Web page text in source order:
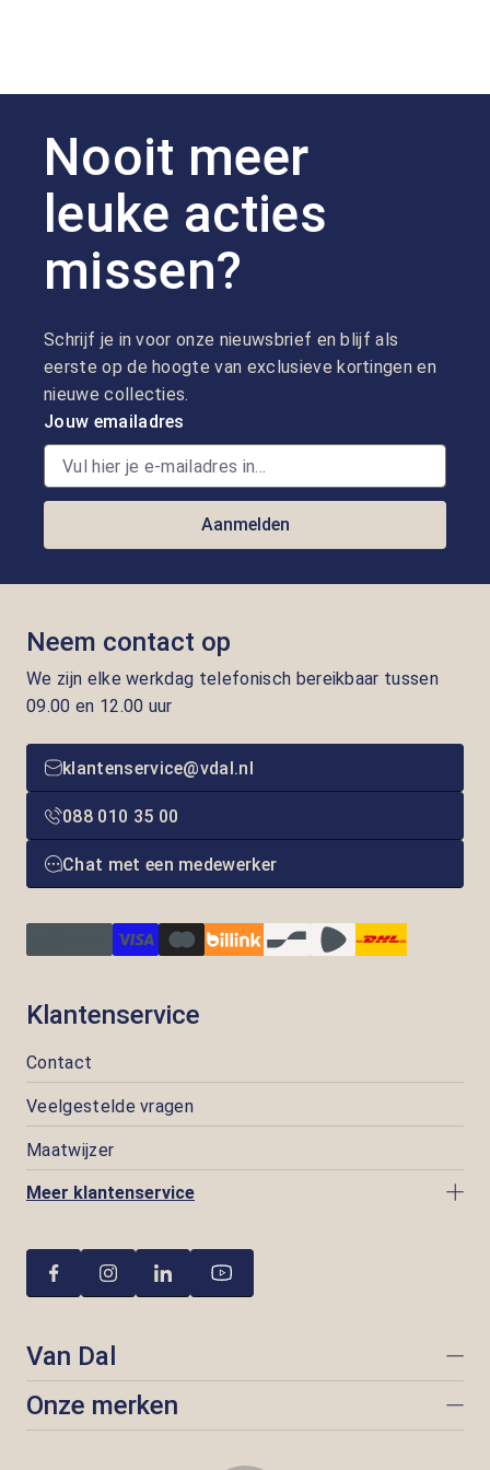
Nooit meer
leuke acties
missen?
Schrijf je in voor onze nieuwsbrief en blijf als
eerste op de hoogte van exclusieve kortingen en
nieuwe collecties.
Jouw emailadres
Aanmelden
Neem contact op
We zijn elke werkdag telefonisch bereikbaar tussen
09.00 en 12.00 uur
klantenservice@vdal.nl
088 010 35 00
Chat met een medewerker
Klantenservice
Contact
Veelgestelde vragen
Maatwijzer
Meer klantenservice
Van Dal
Onze merken